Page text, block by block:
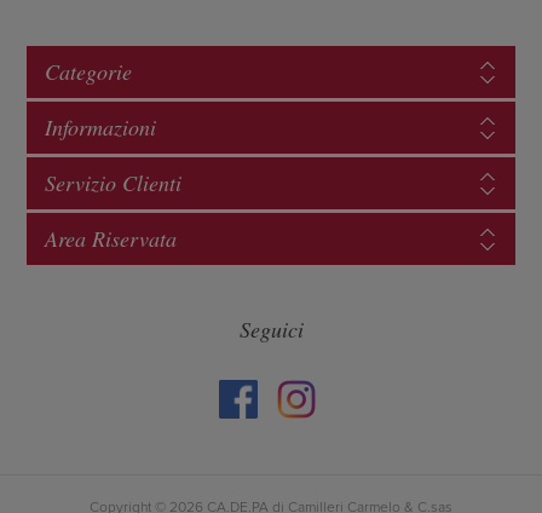
Categorie
Informazioni
Servizio Clienti
Area Riservata
Seguici
Copyright © 2026 CA.DE.PA di Camilleri Carmelo & C.sas